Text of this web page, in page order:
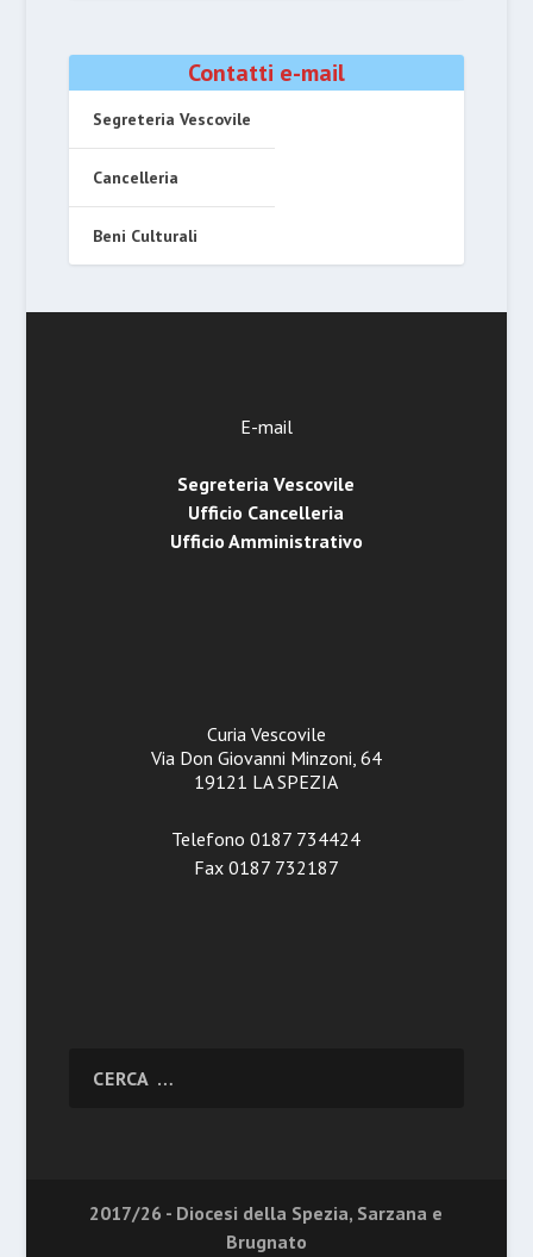
Contatti e-mail
Segreteria Vescovile
Cancelleria
Beni Culturali
E-mail
Segreteria Vescovile
Ufficio Cancelleria
Ufficio Amministrativo
Curia Vescovile
Via Don Giovanni Minzoni, 64
19121 LA SPEZIA
Telefono 0187 734424
Fax 0187 732187
2017/26 - Diocesi della Spezia, Sarzana e
Brugnato